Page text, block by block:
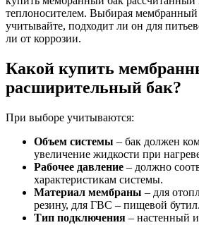
теплоносителем. Выбирая мембранный
учитывайте, подходит ли он для
ли от коррозии.
Какой купить
расширительный бак?
При выборе учитываются:
Объем системы – бак должен
увеличение жидкости при
Рабочее давление – должно
характеристикам системы.
Материал мембраны – для
резину, для ГВС – пищевой бутил.
Тип подключения – настенный